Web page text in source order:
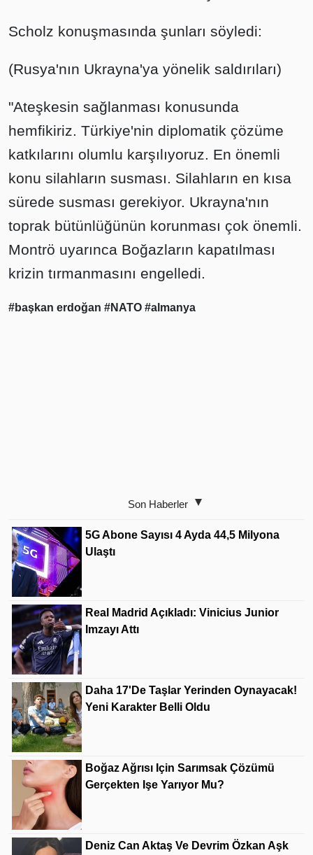
Scholz konuşmasında şunları söyledi:
(Rusya'nın Ukrayna'ya yönelik saldırıları)
"Ateşkesin sağlanması konusunda
hemfikiriz. Türkiye'nin diplomatik çözüme
katkılarını olumlu karşılıyoruz. En önemli
konu silahların susması. Silahların en kısa
sürede susması gerekiyor. Ukrayna'nın
toprak bütünlüğünün korunması çok önemli.
Montrö uyarınca Boğazların kapatılması
krizin tırmanmasını engelledi.
#başkan erdoğan #NATO #almanya
Son Haberler
5G Abone Sayısı 4 Ayda 44,5 Milyona
Ulaştı
Real Madrid Açıkladı: Vinicius Junior
Imzayı Attı
Daha 17'de Taşlar Yerinden Oynayacak!
Yeni Karakter Belli Oldu
Boğaz Ağrısı Için Sarımsak Çözümü
Gerçekten Işe Yarıyor Mu?
Deniz Can Aktaş Ve Devrim Özkan Aşk